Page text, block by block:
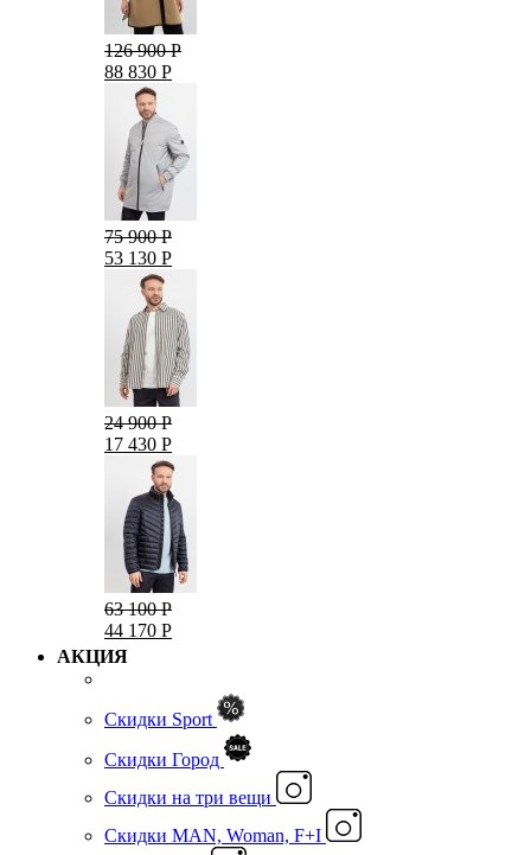
126 900 Р
88 830 Р
75 900 Р
53 130 Р
24 900 Р
17 430 Р
63 100 Р
44 170 Р
АКЦИЯ
Скидки Sport
Скидки Город
Cкидки на три вещи
Скидки MAN, Woman, F+I